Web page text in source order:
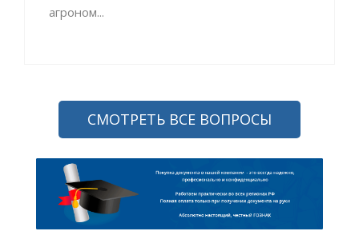
агроном...
СМОТРЕТЬ ВСЕ ВОПРОСЫ